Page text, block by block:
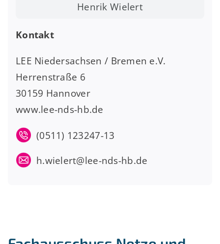
Henrik Wielert
Kontakt
LEE Niedersachsen / Bremen e.V.
Herrenstraße 6
30159 Hannover
www.lee-nds-hb.de
(0511) 123247-13
h.wielert@lee-nds-hb.de